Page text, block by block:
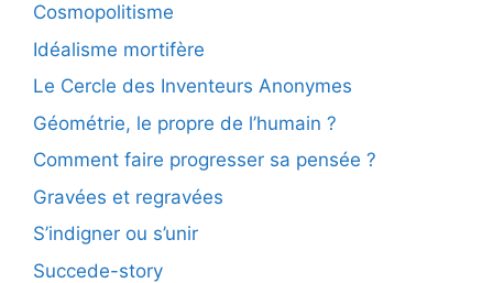
Cosmopolitisme
Idéalisme mortifère
Le Cercle des Inventeurs Anonymes
Géométrie, le propre de l’humain ?
Comment faire progresser sa pensée ?
Gravées et regravées
S’indigner ou s’unir
Succede-story